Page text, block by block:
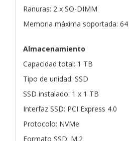
Ranuras: 2 x SO-DIMM
Memoria máxima soportada: 64
Almacenamiento
Capacidad total: 1 TB
Tipo de unidad: SSD
SSD instalado: 1 x 1 TB
Interfaz SSD: PCI Express 4.0
Protocolo: NVMe
Formato SSD: M.2